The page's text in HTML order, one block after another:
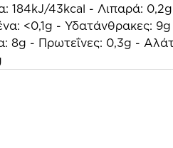
184kJ/43kcal - Λιπαρά:
<0,1g - Υδατάνθρακες:
8g - Πρωτεΐνες: 0,3g -